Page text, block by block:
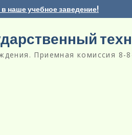
наше учебное заведение!
Приемная комиссия 8-